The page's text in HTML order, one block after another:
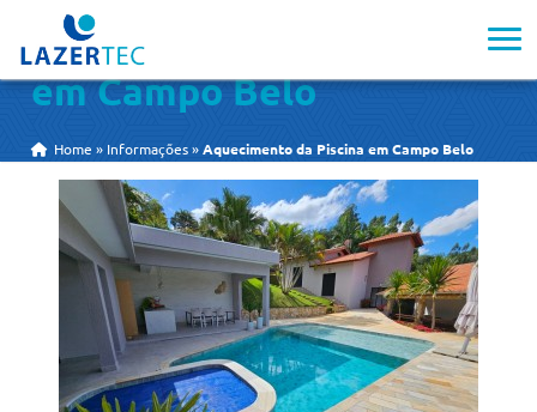
Aquecimento da Piscina
em Campo Belo
Home » Informações »Aquecimento da Piscina em Campo Belo